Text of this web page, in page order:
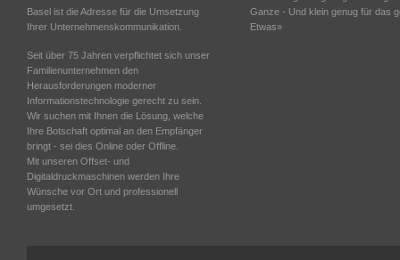
Basel ist die Adresse für die Umsetzung
Ihrer Unternehmenskommunikation.
Seit über 75 Jahren verpflichtet sich unser
Familienunternehmen den
Herausforderungen moderner
Informationstechnologie gerecht zu sein.
Wir suchen mit Ihnen die Lösung, welche
Ihre Botschaft optimal an den Empfänger
bringt - sei dies Online oder Offline.
Mit unseren Offset- und
Digitaldruckmaschinen werden Ihre
Wünsche vor Ort und professionell
umgesetzt.
Ganze - Und klein genug für das
Etwas»